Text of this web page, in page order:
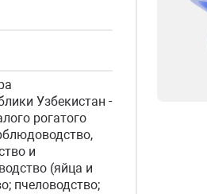
Узбекистан -
рогатого
и
(яйца и
пчеловодство;